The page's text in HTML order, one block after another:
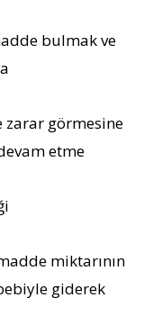
bulmak ve
zarar görmesine
etme
miktarının
giderek